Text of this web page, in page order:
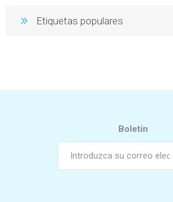
Etiquetas populares
Boletín